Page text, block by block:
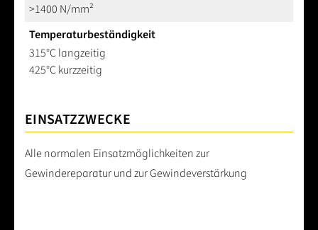
>1400 N/mm²
Temperaturbeständigkeit
315°C langzeitig
425°C kurzzeitig
EINSATZZWECKE
Alle normalen Einsatzmöglichkeiten zur
Gewindereparatur und zur Gewindeverstärkung